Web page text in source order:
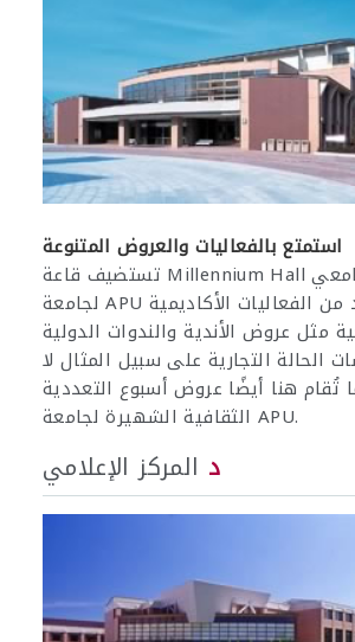
استمتع بالفعاليات والعروض المتنوعة
تستضيف قاعة Millennium Hall في الحرم الجامعي
لجامعة APU العديد من الفعاليات الأكاديمية
مثل عروض الأندية والندوات الدولية
الحالة التجارية على سبيل المثال لا
تُقام هنا أيضًا عروض أسبوع التعددية
الثقافية الشهيرة لجامعة APU.
د المركز الإعلامي